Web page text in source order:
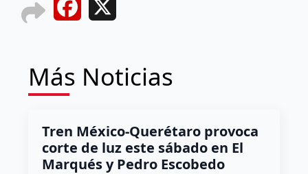
Facebook
Más Noticias
Tren México-Querétaro provoca
corte de luz este sábado en El
Marqués y Pedro Escobedo